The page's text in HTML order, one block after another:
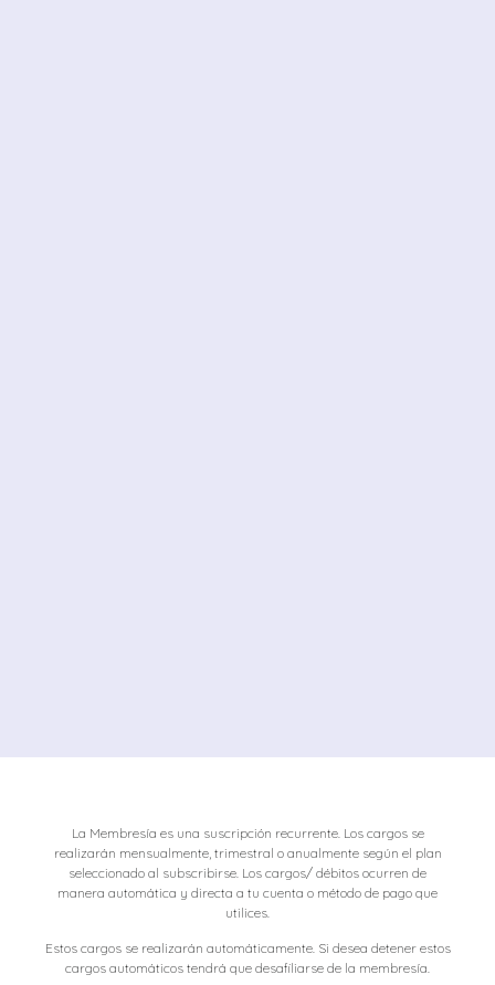
La Membresía es una suscripción recurrente. Los cargos se
realizarán mensualmente, trimestral o anualmente según el plan
seleccionado al subscribirse. Los cargos/ débitos ocurren de
manera automática y directa a tu cuenta o método de pago que
utilices.
Estos cargos se realizarán automáticamente. Si desea detener estos
cargos automáticos tendrá que desafiliarse de la membresía.